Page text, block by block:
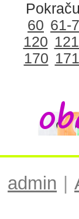
60 61-
120
170
admin